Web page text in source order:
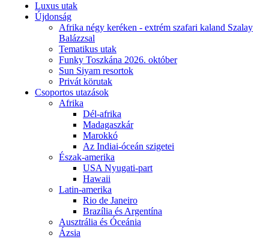
Luxus utak
Újdonság
Afrika négy keréken - extrém szafari kaland Szalay
Balázzsal
Tematikus utak
Funky Toszkána 2026. október
Sun Siyam resortok
Privát körutak
Csoportos utazások
Afrika
Dél-afrika
Madagaszkár
Marokkó
Az Indiai-óceán szigetei
Észak-amerika
USA Nyugati-part
Hawaii
Latin-amerika
Rio de Janeiro
Brazília és Argentína
Ausztrália és Óceánia
Ázsia